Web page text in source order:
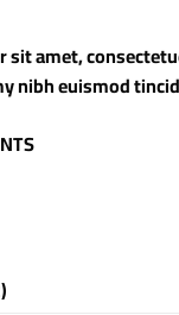
sit amet,
nibh euismod